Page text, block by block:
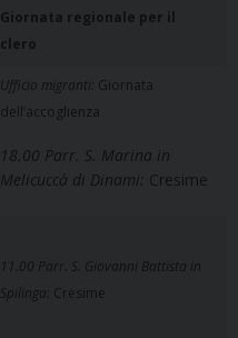
Giornata regionale per il
clero
Ufficio migranti: Giornata
dell’accoglienza
18.00 Parr. S. Marina in
Melicuccà di Dinami: Cresime
11.00 Parr. S. Giovanni Battista in
Spilinga: Cresime